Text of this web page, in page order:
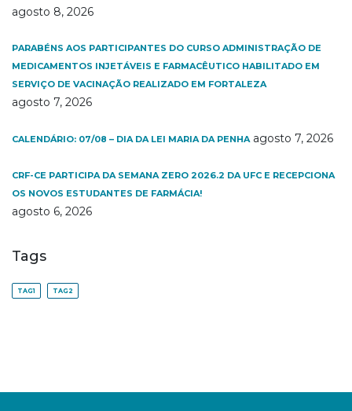
agosto 8, 2026
PARABÉNS AOS PARTICIPANTES DO CURSO ADMINISTRAÇÃO DE
MEDICAMENTOS INJETÁVEIS E FARMACÊUTICO HABILITADO EM
SERVIÇO DE VACINAÇÃO REALIZADO EM FORTALEZA
agosto 7, 2026
CALENDÁRIO: 07/08 – DIA DA LEI MARIA DA PENHA agosto 7, 2026
CRF-CE PARTICIPA DA SEMANA ZERO 2026.2 DA UFC E RECEPCIONA
OS NOVOS ESTUDANTES DE FARMÁCIA!
agosto 6, 2026
Tags
TAG1 TAG2